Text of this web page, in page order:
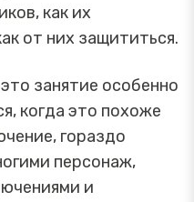
как их
от них защититься.
занятие особенно
когда это похоже
гораздо
персонаж,
и